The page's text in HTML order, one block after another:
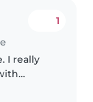
1
I really